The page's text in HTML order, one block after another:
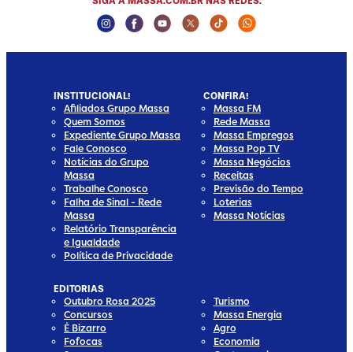
Instagram Social Media
Facebook Social Media
Youtube Social Media
Twitter Social Media
Tiktok Social Media
Whatsapp
INSTITUCIONAL!
Afiliados Grupo Massa
Quem Somos
Expediente Grupo Massa
Fale Conosco
Notícias do Grupo
Massa
Trabalhe Conosco
Falha de Sinal - Rede
Massa
Relatório Transparência
e Igualdade
Política de Privacidade
CONFIRA!
Massa FM
Rede Massa
Massa Empregos
Massa Pop TV
Massa Negócios
Receitas
Previsão do Tempo
Loterias
Massa Notícias
EDITORIAS
Outubro Rosa 2025
Concursos
É Bizarro
Fofocas
Turismo
Massa Energia
Agro
Economia